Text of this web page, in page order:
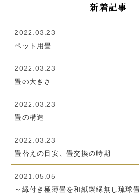
新着記事
2022.03.23
ペット用畳
2022.03.23
畳の大きさ
2022.03.23
畳の構造
2022.03.23
畳替えの目安、畳交換の時期
2021.05.05
～縁付き極薄畳を和紙製縁無し琉球